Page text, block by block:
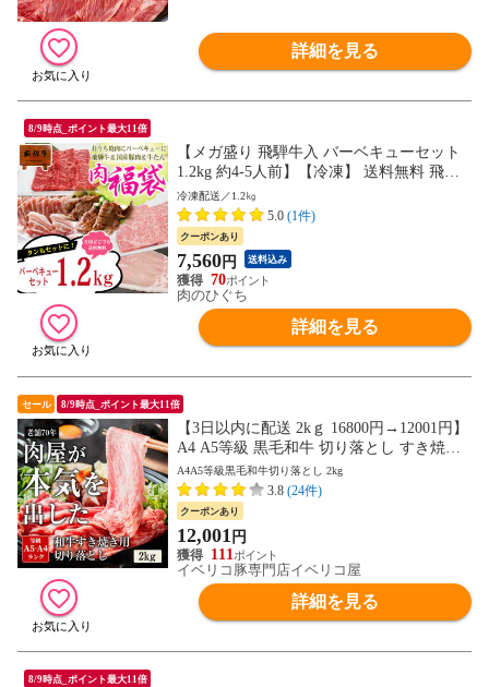
詳細を見る
8/9時点_ポイント最大11倍
【メガ盛り 飛騨牛入 バーベキューセット
1.2kg 約4-5人前】【冷凍】 送料無料 飛騨
牛＆国産豚肉＆ 牛タン 1.2㎏ バーベキュー
焼肉 焼き肉 国産豚 牛たん BBQ hrp
冷凍配送／1.2㎏
5.0 (1件)
クーポンあり
7,560円 送料込み
70
肉のひぐち
詳細を見る
セール 8/9時点_ポイント最大11倍
【3日以内に配送 2kｇ 16800円→12001円】
A4 A5等級 黒毛和牛 切り落とし すき焼き
送料無料 牛肉 和牛 冷凍 大容量
A4A5等級黒毛和牛切り落とし 2kg
3.8 (24件)
クーポンあり
12,001 円
111
イベリコ豚専門店イベリコ屋
詳細を見る
8/9時点_ポイント最大11倍